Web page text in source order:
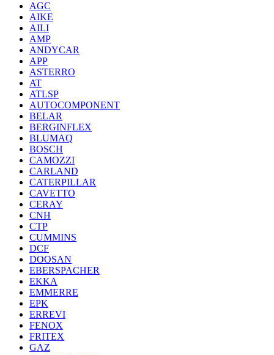
AGC
AIKE
AILI
AMP
ANDYCAR
APP
ASTERRO
AT
ATLSP
AUTOCOMPONENT
BELAR
BERGINFLEX
BLUMAQ
BOSCH
CAMOZZI
CARLAND
CATERPILLAR
CAVETTO
CERAY
CNH
CTP
CUMMINS
DCF
DOOSAN
EBERSPACHER
EKKA
EMMERRE
EPK
ERREVI
FENOX
FRITEX
GAZ